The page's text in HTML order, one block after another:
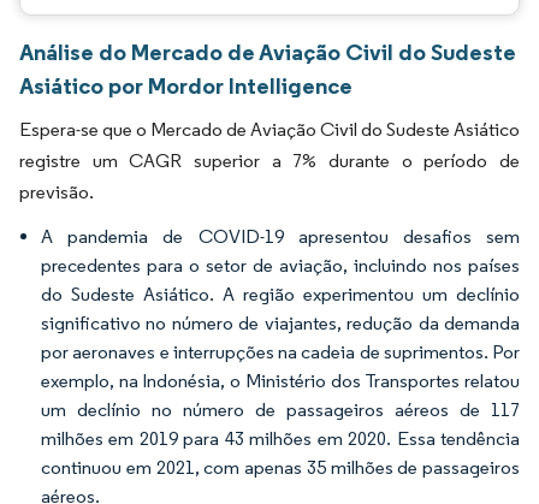
Análise do Mercado de Aviação Civil do Sudeste
Asiático por Mordor Intelligence
Espera-se que o Mercado de Aviação Civil do Sudeste Asiático
registre um CAGR superior a 7% durante o período de
previsão.
A pandemia de COVID-19 apresentou desafios sem
precedentes para o setor de aviação, incluindo nos países
do Sudeste Asiático. A região experimentou um declínio
significativo no número de viajantes, redução da demanda
por aeronaves e interrupções na cadeia de suprimentos. Por
exemplo, na Indonésia, o Ministério dos Transportes relatou
um declínio no número de passageiros aéreos de 117
milhões em 2019 para 43 milhões em 2020. Essa tendência
continuou em 2021, com apenas 35 milhões de passageiros
aéreos.